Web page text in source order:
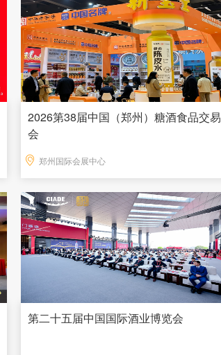
2026第38届中国（郑州）糖酒食品交易
会
郑州国际会展中心
第二十五届中国国际酒业博览会